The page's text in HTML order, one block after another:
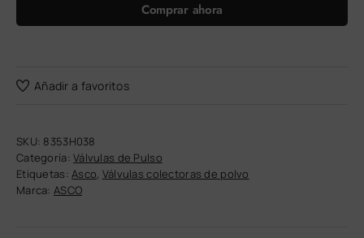
Comprar ahora
Añadir a favoritos
SKU: 8353H038
Categoría:Válvulas de Pulso
Etiquetas:Asco, Válvulas colectoras de polvo
Marca: ASCO